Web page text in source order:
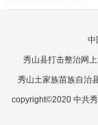
中
秀山县打击整治网
秀山土家族苗族自治
copyright©2020 中共